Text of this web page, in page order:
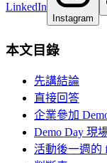
LinkedIn
Instagram
本文目錄
先講結論
直接回答
企業參加
Demo Day 現
活動後一週的